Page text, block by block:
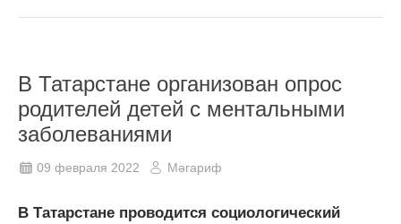
В Татарстане организован опрос
родителей детей с ментальными
заболеваниями
09 февраля 2022 Мәгариф
В Татарстане проводится социологический